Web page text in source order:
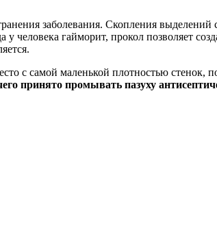
заболевания. Скопления
гайморит, прокол позволяет
с самой маленькой плотностью стенок,
принято промывать пазуху